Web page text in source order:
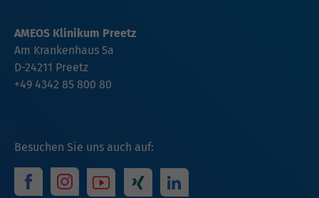
Besuchen Sie uns auch auf:
AMEOS Klinikum Preetz
Am Krankenhaus 5a
D-24211 Preetz
+49 4342 85 800 80